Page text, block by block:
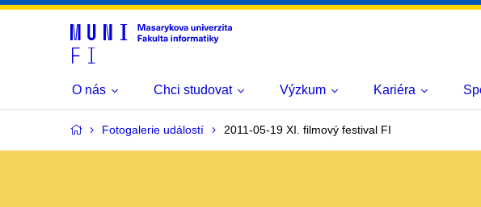
O nás Chci studovat Výzkum Kariéra
Fotogalerie událostí 2011-05-19 XI. filmový festival FI